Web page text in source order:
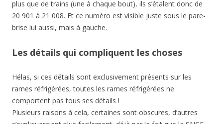
plus que de trains (une à chaque bout), ils s’étalent donc de
20 901 à 21 008. Et ce numéro est visible juste sous le pare-
brise lui aussi, mais à gauche.
Les détails qui compliquent les choses
Hélas, si ces détails sont exclusivement présents sur les
rames réfrigérées, toutes les rames réfrigérées ne
comportent pas tous ses détails !
Plusieurs raisons à cela, certaines sont obscures, d’autres